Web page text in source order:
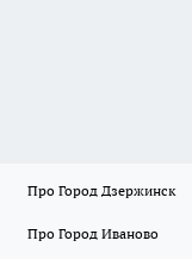
Про Город Дзержинск
Про Город Иваново